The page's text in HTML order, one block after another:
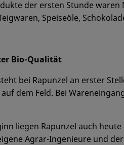
der ersten Stunde
Speiseöle,
Bio-Qualität
bei Rapunzel an erster
dem Feld. Bei
liegen Rapunzel auch
Agrar-Ingenieure und